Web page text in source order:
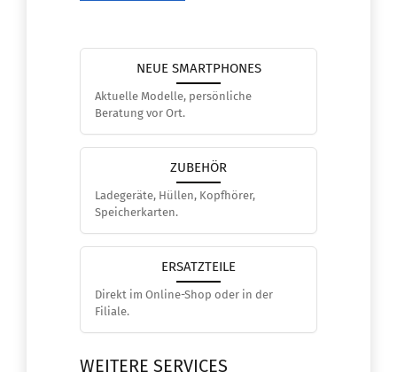
NEUE SMARTPHONES
Aktuelle Modelle, persönliche
Beratung vor Ort.
ZUBEHÖR
Ladegeräte, Hüllen, Kopfhörer,
Speicherkarten.
ERSATZTEILE
Direkt im Online-Shop oder in der
Filiale.
WEITERE SERVICES